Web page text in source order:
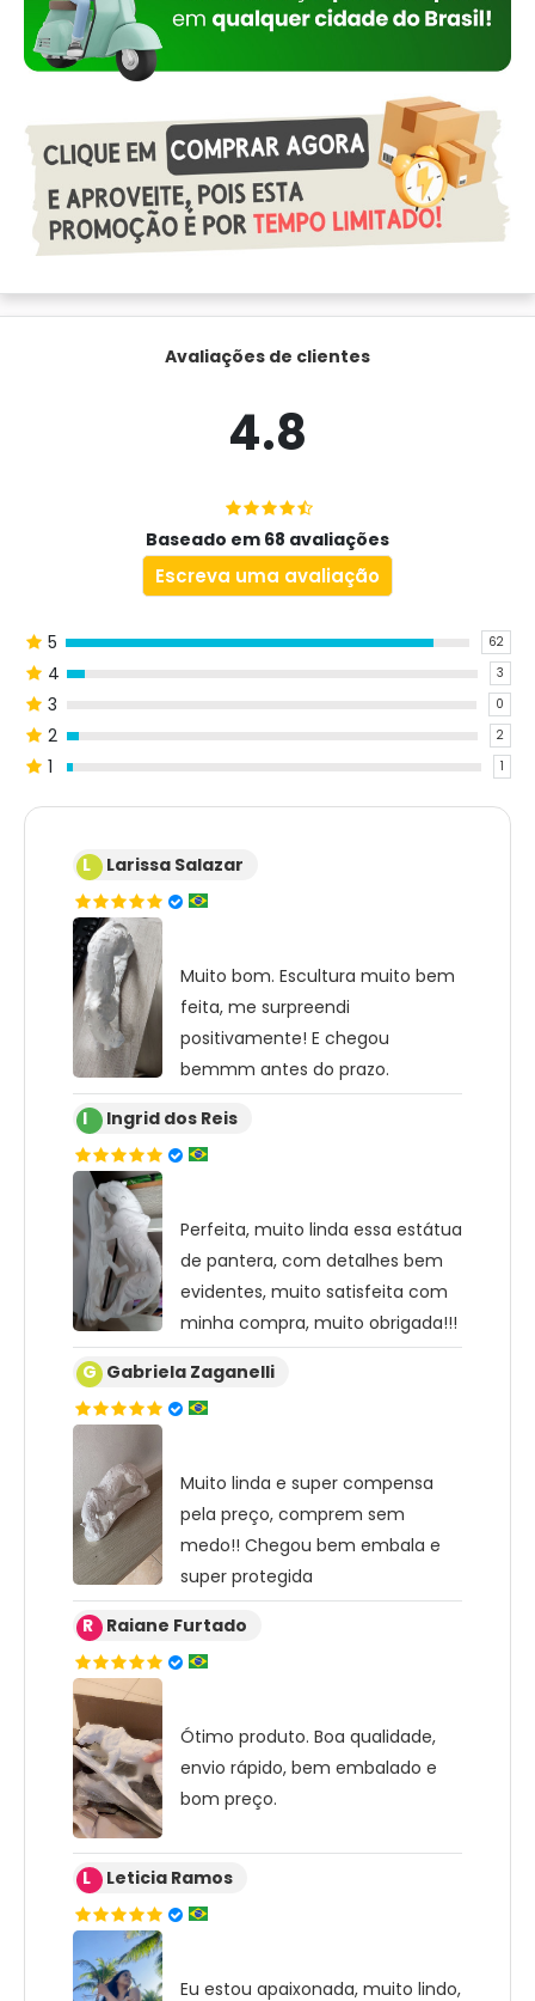
Avaliações de clientes
4.8
Baseado em 68 avaliações
Escreva uma avaliação
5 62
4 3
3 0
2 2
1 1
L Larissa Salazar
Muito bom. Escultura muito bem
feita, me surpreendi
positivamente! E chegou
bemmm antes do prazo.
I Ingrid dos Reis
Perfeita, muito linda essa estátua
de pantera, com detalhes bem
evidentes, muito satisfeita com
minha compra, muito obrigada!!!
G Gabriela Zaganelli
Muito linda e super compensa
pela preço, comprem sem
medo!! Chegou bem embala e
super protegida
R Raiane Furtado
Ótimo produto. Boa qualidade,
envio rápido, bem embalado e
bom preço.
L Leticia Ramos
Eu estou apaixonada, muito lindo,